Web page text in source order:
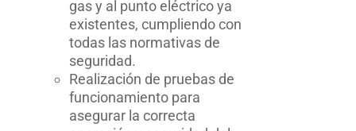
gas y al punto eléctrico ya
existentes, cumpliendo con
todas las normativas de
seguridad.
Realización de pruebas de
funcionamiento para
asegurar la correcta